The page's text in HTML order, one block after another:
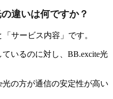
違いは何ですか？
サービス内容」です。
いるのに対し、BB.excite光
の方が通信の安定性が高い